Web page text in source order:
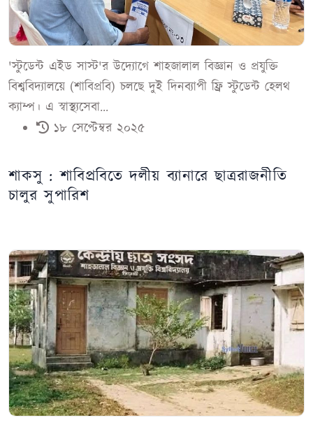
'স্টুডেন্ট এইড সাস্ট'র উদ্যোগে শাহজালাল বিজ্ঞান ও প্রযুক্তি
বিশ্ববিদ্যালয়ে (শাবিপ্রবি) চলছে দুই দিনব্যাপী ফ্রি স্টুডেন্ট হেলথ
ক্যাম্প। এ স্বাস্থ্যসেবা...
১৮ সেপ্টেম্বর ২০২৫
শাকসু : শাবিপ্রবিতে দলীয় ব্যানারে ছাত্ররাজনীতি
চালুর সুপারিশ